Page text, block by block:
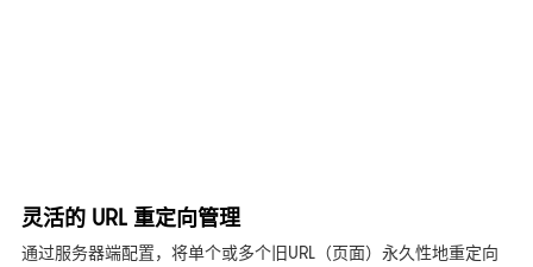
灵活的 URL 重定向管理
通过服务器端配置，将单个或多个旧URL（页面）永久性地重定向